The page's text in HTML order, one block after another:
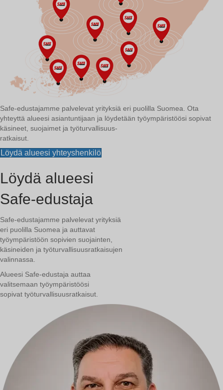
Safe-edustajamme palvelevat yrityksiä eri puolilla Suomea. Ota
yhteyttä alueesi asiantuntijaan ja löydetään työympäristöösi sopivat
käsineet, suojaimet ja työturvallisuus-
ratkaisut.
Löydä alueesi yhteyshenkilö
Löydä alueesi
Safe-edustaja
Safe-edustajamme palvelevat yrityksiä
eri puolilla Suomea ja auttavat
työympäristöön sopivien suojainten,
käsineiden ja työturvallisuusratkaisujen
valinnassa.
Alueesi Safe-edustaja auttaa
valitsemaan työympäristöösi
sopivat työturvallisuusratkaisut.